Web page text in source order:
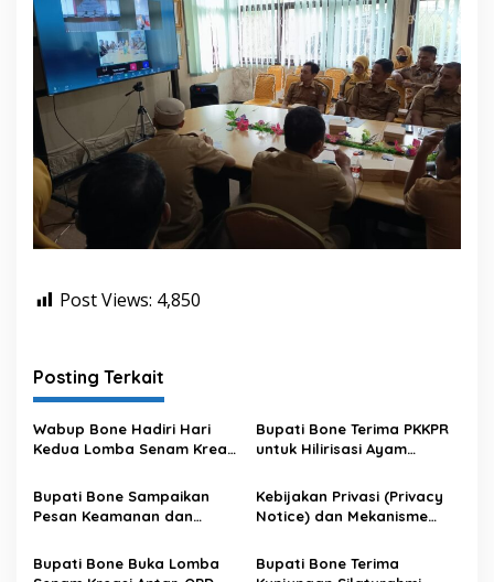
Post Views: 4,850
Posting Terkait
Wabup Bone Hadiri Hari
Kedua Lomba Senam Kreasi
Bupati Bone Terima PKKPR
untuk Hilirisasi Ayam
Bupati Bone Sampaikan
Pesan Keamanan dan
Kebijakan Privasi (Privacy
Notice) dan Mekanisme
Data pada Portal Bone
Satu Data
Bupati Bone Buka Lomba
Bupati Bone Terima